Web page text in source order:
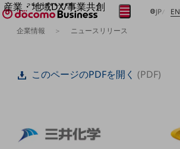
産業・地域DX/事業共創
OPEN HUB for Plural Futures
イベント/ウェビナー
産業・地域DXプラットフォーマーとして
JP日本語
EN
メニュー
開く
取り組みを検索
企業情報 ニュースリリース
このページのPDFを開く(PDF)